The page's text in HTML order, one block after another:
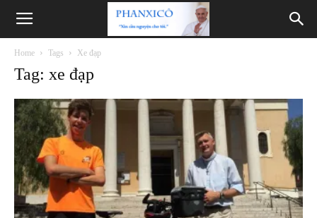
Phanxicô
Home Tags Xe đạp
Tag: xe đạp